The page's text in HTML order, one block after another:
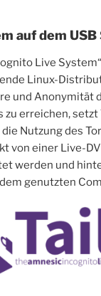
auf dem USB
Live
Linux-
und Anonymität
zu erreichen, setzt
Nutzung des
von einer Live-
werden und
genutzten